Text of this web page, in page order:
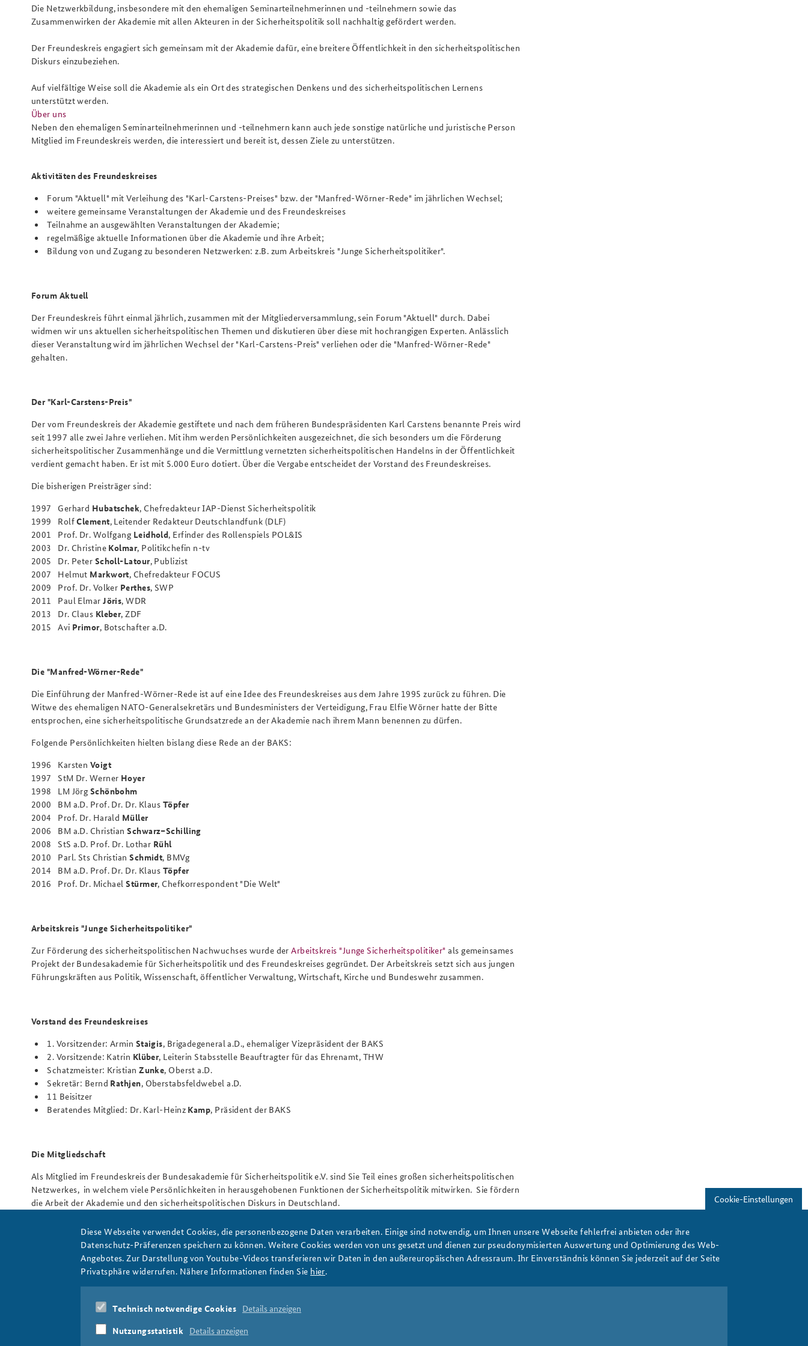
Praktika an der BAKS Anfahrt
Arbeitskreis "Junge
Das Sicherheitspolitische
Die Netzwerkbildung, insbesondere mit den ehemaligen Seminarteilnehmerinnen und -teilnehmern sowie das
Zusammenwirken der Akademie mit allen Akteuren in der Sicherheitspolitik soll nachhaltig gefördert werden.
Der Freundeskreis engagiert sich gemeinsam mit der Akademie dafür, eine breitere Öffentlichkeit in den sicherheitspolitischen
Diskurs einzubeziehen.
Auf vielfältige Weise soll die Akademie als ein Ort des strategischen Denkens und des sicherheitspolitischen Lernens
unterstützt werden.
Über uns
Neben den ehemaligen Seminarteilnehmerinnen und -teilnehmern kann auch jede sonstige natürliche und juristische Person
Mitglied im Freundeskreis werden, die interessiert und bereit ist, dessen Ziele zu unterstützen.
Aktivitäten des Freundeskreises
Forum "Aktuell" mit Verleihung des "Karl-Carstens-Preises" bzw. der "Manfred-Wörner-Rede" im jährlichen Wechsel;
weitere gemeinsame Veranstaltungen der Akademie und des Freundeskreises
Teilnahme an ausgewählten Veranstaltungen der Akademie;
regelmäßige aktuelle Informationen über die Akademie und ihre Arbeit;
Bildung von und Zugang zu besonderen Netzwerken: z.B. zum Arbeitskreis "Junge Sicherheitspolitiker".
Forum Aktuell
Der Freundeskreis führt einmal jährlich, zusammen mit der Mitgliederversammlung, sein Forum "Aktuell" durch. Dabei
widmen wir uns aktuellen sicherheitspolitischen Themen und diskutieren über diese mit hochrangigen Experten. Anlässlich
dieser Veranstaltung wird im jährlichen Wechsel der "Karl-Carstens-Preis" verliehen oder die "Manfred-Wörner-Rede"
gehalten.
Der "Karl-Carstens-Preis"
Der vom Freundeskreis der Akademie gestiftete und nach dem früheren Bundespräsidenten Karl Carstens benannte Preis wird
seit 1997 alle zwei Jahre verliehen. Mit ihm werden Persönlichkeiten ausgezeichnet, die sich besonders um die Förderung
sicherheitspolitischer Zusammenhänge und die Vermittlung vernetzten sicherheitspolitischen Handelns in der Öffentlichkeit
verdient gemacht haben. Er ist mit 5.000 Euro dotiert. Über die Vergabe entscheidet der Vorstand des Freundeskreises.
Die bisherigen Preisträger sind:
1997 Gerhard Hubatschek, Chefredakteur IAP-Dienst Sicherheitspolitik
1999 RolfClement, Leitender Redakteur Deutschlandfunk (DLF)
2001 Prof. Dr. Wolfgang Leidhold, Erfinder des Rollenspiels POL&IS
2003 Dr. Christine Kolmar, Politikchefin n-tv
2005 Dr. Peter Scholl-Latour, Publizist
2007 Helmut Markwort, Chefredakteur FOCUS
2009 Prof. Dr. Volker Perthes, SWP
2011 Paul Elmar Jöris, WDR
2013 Dr. Claus Kleber, ZDF
2015 Avi Primor, Botschafter a.D.
Die "Manfred-Wörner-Rede"
Die Einführung der Manfred-Wörner-Rede ist auf eine Idee des Freundeskreises aus dem Jahre 1995 zurück zu führen. Die
Witwe des ehemaligen NATO-Generalsekretärs und Bundesministers der Verteidigung, Frau Elfie Wörner hatte der Bitte
entsprochen, eine sicherheitspolitische Grundsatzrede an der Akademie nach ihrem Mann benennen zu dürfen.
Folgende Persönlichkeiten hielten bislang diese Rede an der BAKS:
1996 Karsten Voigt
1997 StM Dr. Werner Hoyer
1998 LM Jörg Schönbohm
2000 BM a.D. Prof. Dr. Dr. Klaus Töpfer
2004 Prof. Dr. Harald Müller
2006 BM a.D. ChristianSchwarz–Schilling
2008 StS a.D. Prof. Dr. Lothar Rühl
2010 Parl. Sts ChristianSchmidt, BMVg
2014 BM a.D. Prof. Dr. Dr. Klaus Töpfer
2016 Prof. Dr. MichaelStürmer, Chefkorrespondent "Die Welt"
Arbeitskreis "Junge Sicherheitspolitiker"
Zur Förderung des sicherheitspolitischen Nachwuchses wurde derArbeitskreis "Junge Sicherheitspolitiker" als gemeinsames
Projekt der Bundesakademie für Sicherheitspolitik und des Freundeskreises gegründet. Der Arbeitskreis setzt sich aus jungen
Führungskräften aus Politik, Wissenschaft, öffentlicher Verwaltung, Wirtschaft, Kirche und Bundeswehr zusammen.
Vorstand des Freundeskreises
1. Vorsitzender: Armin Staigis, Brigadegeneral a.D., ehemaliger Vizepräsident der BAKS
2. Vorsitzende: Katrin Klüber, Leiterin Stabsstelle Beauftragter für das Ehrenamt, THW
Schatzmeister: KristianZunke, Oberst a.D.
Sekretär: Bernd Rathjen, Oberstabsfeldwebel a.D.
11 Beisitzer
Beratendes Mitglied: Dr. Karl-Heinz Kamp, Präsident der BAKS
Die Mitgliedschaft
Als Mitglied im Freundeskreis der Bundesakademie für Sicherheitspolitik e.V. sind Sie Teil eines großen sicherheitspolitischen
Netzwerkes, in welchem viele Persönlichkeiten in herausgehobenen Funktionen der Sicherheitspolitik mitwirken. Sie fördern
die Arbeit der Akademie und den sicherheitspolitischen Diskurs in Deutschland.
Bei Interesse an einer Mitgliedschaft wenden Sie sich bitte mit einer E-Mail an den Sekretär des Freundeskreises, Herrn
sekretaer-fk@baks.bund.de) - oder schicken Sie uns einfach einen Antrag auf Mitgliedschaft (PDF unten im
Download-Bereich).
Mitgliedsbeitrag: 60,00 Euro pro Kalenderjahr
Ermäßigt: 30,00 Euro für Studierende und Auszubildende bis zum 30. Lebensjahr (Nachweis erforderlich)
Cookie-Einstellungen
Diese Webseite verwendet Cookies, die personenbezogene Daten verarbeiten. Einige sind notwendig, um Ihnen unsere Webseite fehlerfrei anbieten oder ihre
Datenschutz-Präferenzen speichern zu können. Weitere Cookies werden von uns gesetzt und dienen zur pseudonymisierten Auswertung und Optimierung des Web-
Angebotes. Zur Darstellung von Youtube-Videos transferieren wir Daten in den außereuropäischen Adressraum. Ihr Einverständnis können Sie jederzeit auf der Seite
Privatsphäre widerrufen. Nähere Informationen finden Sie hier.
Technisch notwendige Cookies Details anzeigen
Nutzungsstatistik Details anzeigen